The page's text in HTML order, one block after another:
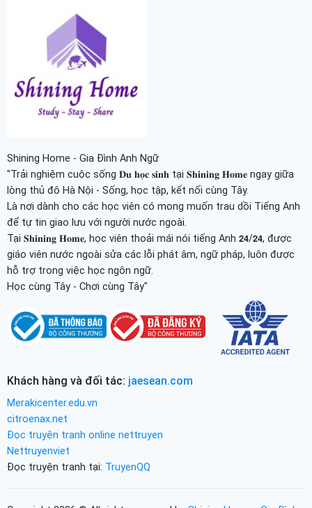
Shining Home - Gia Đình Anh Ngữ
"Trải nghiệm cuộc sống 𝐃𝐮 𝐡𝐨̣𝐜 𝐬𝐢𝐧𝐡 tại 𝐒𝐡𝐢𝐧𝐢𝐧𝐠 𝐇𝐨𝐦𝐞 ngay giữa
lòng thủ đô Hà Nội - Sống, học tập, kết nối cùng Tây.
Là nơi dành cho các học viên có mong muốn trau dồi Tiếng Anh
để tự tin giao lưu với người nước ngoài.
Tại 𝐒𝐡𝐢𝐧𝐢𝐧𝐠 𝐇𝐨𝐦𝐞, học viên thoải mái nói tiếng Anh 𝟮𝟰/𝟮𝟰, được
giáo viên nước ngoài sửa các lỗi phát âm, ngữ pháp, luôn được
hỗ trợ trong việc học ngôn ngữ.
Học cùng Tây - Chơi cùng Tây"
Khách hàng và đối tác: jaesean.com
Merakicenter.edu.vn
citroenax.net
Đọc truyện tranh online nettruyen
Nettruyenviet
Đọc truyện tranh tại: TruyenQQ